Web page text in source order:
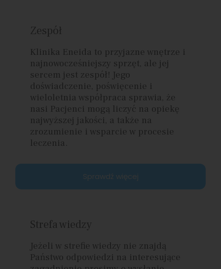
Zespół
Klinika Eneida to przyjazne wnętrze i
najnowocześniejszy sprzęt, ale jej
sercem jest zespół! Jego
doświadczenie, poświęcenie i
wieloletnia współpraca sprawia, że
nasi Pacjenci mogą liczyć na opiekę
najwyższej jakości, a także na
zrozumienie i wsparcie w procesie
leczenia.
Sprawdź więcej
Strefa wiedzy
Jeżeli w strefie wiedzy nie znajdą
Państwo odpowiedzi na interesujące